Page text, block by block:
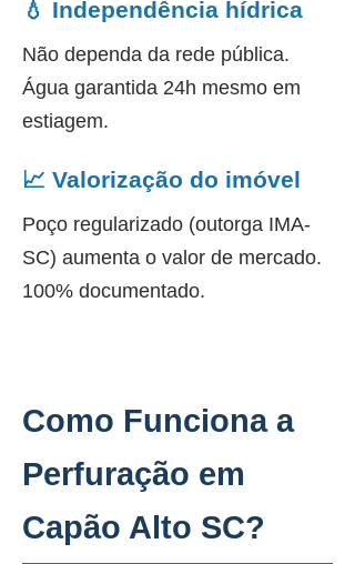
💧 Independência hídrica
Não dependa da rede pública.
Água garantida 24h mesmo em
estiagem.
📈 Valorização do imóvel
Poço regularizado (outorga IMA-
SC) aumenta o valor de mercado.
100% documentado.
Como Funciona a
Perfuração em
Capão Alto SC?